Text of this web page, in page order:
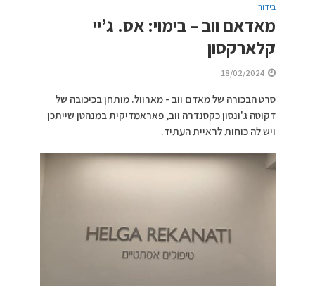
בידור
מאדאם ווב – בימוי: אס. ג’יי
קלארקסון
18/02/2024
סרט הבכורה של מאדם ווב - מארוול. מותחן בכיכובה של
דקוטה ג'ונסון כקסנדרה ווב, פאראמדיקית במנהטן שייתכן
ויש לה כוחות לראיית העתיד.